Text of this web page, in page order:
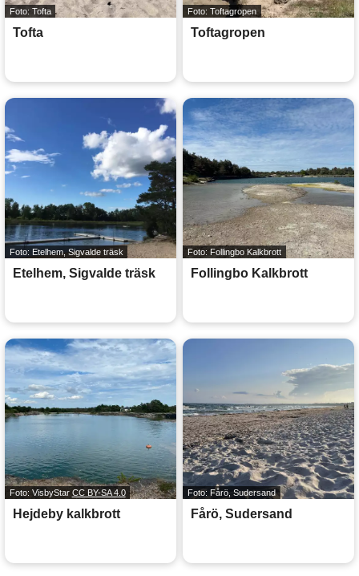
Foto: Tofta
Tofta
Foto: Toftagropen
Toftagropen
Foto: Etelhem, Sigvalde träsk
Etelhem, Sigvalde träsk
Foto: Follingbo Kalkbrott
Follingbo Kalkbrott
Foto: VisbyStar CC BY-SA 4.0
Hejdeby kalkbrott
Foto: Fårö, Sudersand
Fårö, Sudersand